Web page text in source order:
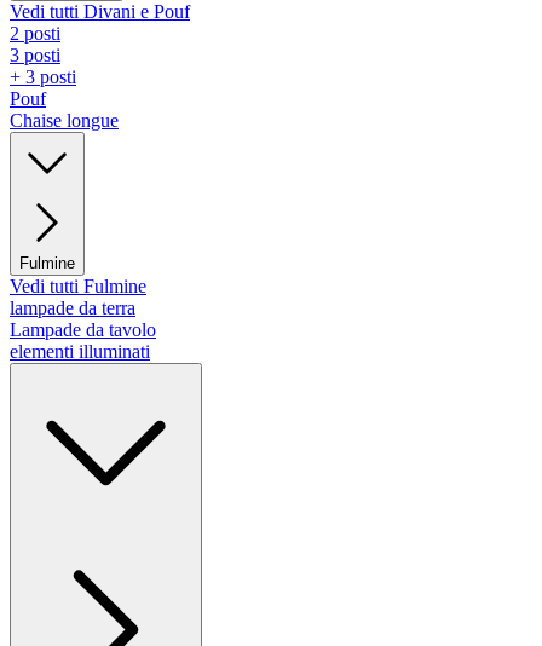
Vedi tutti Divani e Pouf
2 posti
3 posti
+ 3 posti
Pouf
Chaise longue
Fulmine
Vedi tutti Fulmine
lampade da terra
Lampade da tavolo
elementi illuminati